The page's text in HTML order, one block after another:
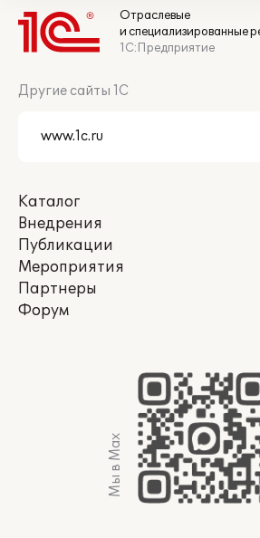
Отраслевые
и специализированные
1С:Предприятие
Другие сайты 1С
Каталог
Внедрения
Публикации
Мероприятия
Партнеры
Форум
Мы в Max